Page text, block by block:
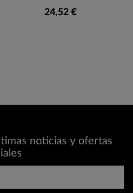
24,52 €
noticias y ofertas